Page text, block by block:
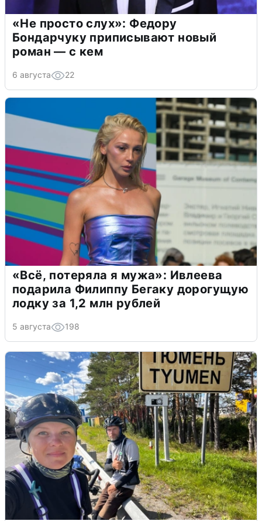
«Не просто слух»: Федору
Бондарчуку приписывают новый
роман — с кем
6 августа 22
«Всё, потеряла я мужа»: Ивлеева
подарила Филиппу Бегаку дорогущую
лодку за 1,2 млн рублей
5 августа 198